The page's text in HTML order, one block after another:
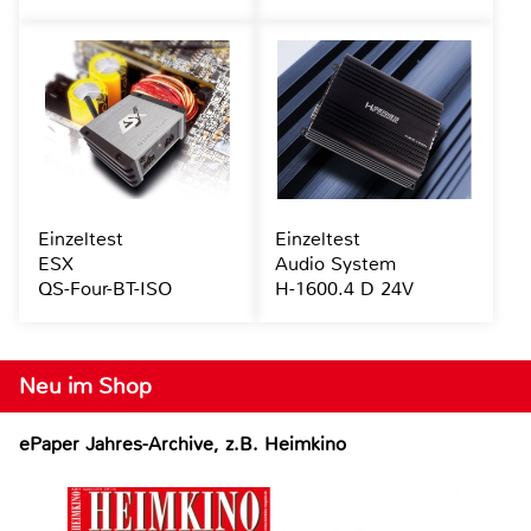
Neu im Shop
ePaper Jahres-Archive, z.B. Heimkino
Einzeltest
ESX
QS-Four-BT-ISO
Einzeltest
Audio System
H-1600.4 D 24V